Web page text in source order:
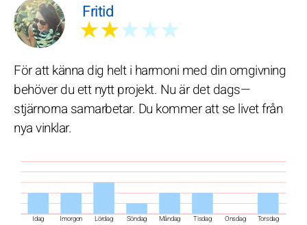
Fritid
★★★★★
Idag Imorgon Lördag Söndag Måndag Tisdag Onsdag Torsdag
För att känna dig helt i harmoni med din omgivning
behöver du ett nytt projekt. Nu är det dags—
stjärnorna samarbetar. Du kommer att se livet från
nya vinklar.